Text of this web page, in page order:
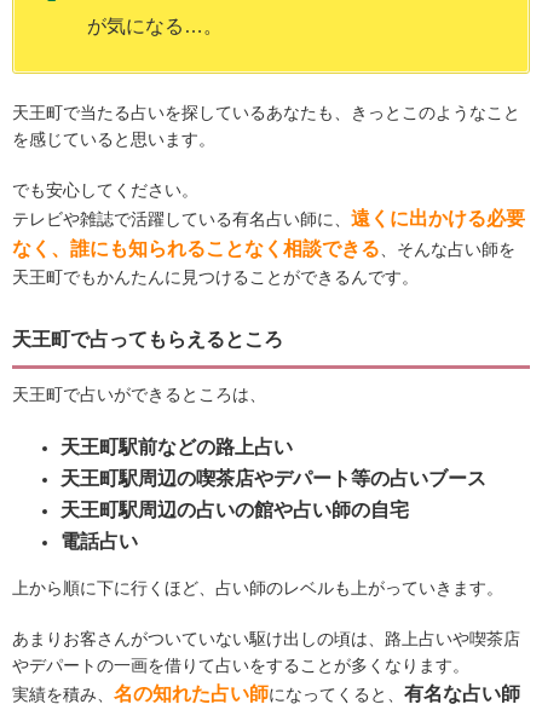
が気になる…。
天王町で当たる占いを探しているあなたも、きっとこのようなこと
を感じていると思います。
でも安心してください。
テレビや雑誌で活躍している有名占い師に、 遠くに出かける必要
なく、誰にも知られることなく相談できる、そんな占い師を
天王町でもかんたんに見つけることができるんです。
天王町で占ってもらえるところ
天王町で占いができるところは、
天王町駅前などの路上占い
天王町駅周辺の喫茶店やデパート等の占いブース
天王町駅周辺の占いの館や占い師の自宅
電話占い
上から順に下に行くほど、占い師のレベルも上がっていきます。
あまりお客さんがついていない駆け出しの頃は、路上占いや喫茶店
やデパートの一画を借りて占いをすることが多くなります。
実績を積み、 名の知れた占い師になってくると、 有名な占い師